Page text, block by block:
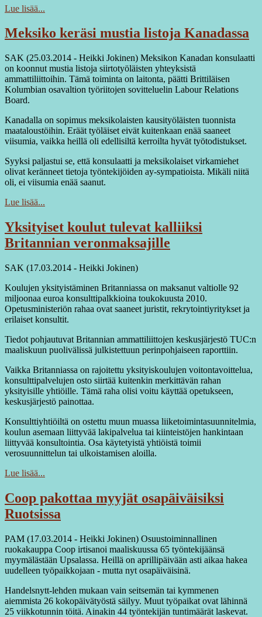
Lue lisää...
Meksiko keräsi mustia listoja Kanadassa
SAK (25.03.2014 - Heikki Jokinen) Meksikon Kanadan konsulaatti
on koonnut mustia listoja siirtotyöläisten yhteyksistä
ammattiliittoihin. Tämä toiminta on laitonta, päätti Brittiläisen
Kolumbian osavaltion työriitojen sovitteluelin Labour Relations
Board.
Kanadalla on sopimus meksikolaisten kausityöläisten tuonnista
maataloustöihin. Eräät työläiset eivät kuitenkaan enää saaneet
viisumia, vaikka heillä oli edellisiltä kerroilta hyvät työtodistukset.
Syyksi paljastui se, että konsulaatti ja meksikolaiset virkamiehet
olivat keränneet tietoja työntekijöiden ay-sympatioista. Mikäli niitä
oli, ei viisumia enää saanut.
Lue lisää...
Yksityiset koulut tulevat kalliiksi
Britannian veronmaksajille
SAK (17.03.2014 - Heikki Jokinen)
Koulujen yksityistäminen Britanniassa on maksanut valtiolle 92
miljoonaa euroa konsulttipalkkioina toukokuusta 2010.
Opetusministeriön rahaa ovat saaneet juristit, rekrytointiyritykset ja
erilaiset konsultit.
Tiedot pohjautuvat Britannian ammattiliittojen keskusjärjestö TUC:n
maaliskuun puolivälissä julkistettuun perinpohjaiseen raporttiin.
Vaikka Britanniassa on rajoitettu yksityiskoulujen voitontavoittelua,
konsulttipalvelujen osto siirtää kuitenkin merkittävän rahan
yksityisille yhtiöille. Tämä raha olisi voitu käyttää opetukseen,
keskusjärjestö painottaa.
Konsulttiyhtiöiltä on ostettu muun muassa liiketoimintasuunnitelmia,
koulun asemaan liittyvää lakipalvelua tai kiinteistöjen hankintaan
liittyvää konsultointia. Osa käytetyistä yhtiöistä toimii
verosuunnittelun tai ulkoistamisen aloilla.
Lue lisää...
Coop pakottaa myyjät osapäiväisiksi
Ruotsissa
PAM (17.03.2014 - Heikki Jokinen) Osuustoiminnallinen
ruokakauppa Coop irtisanoi maaliskuussa 65 työntekijäänsä
myymälästään Upsalassa. Heillä on aprillipäivään asti aikaa hakea
uudelleen työpaikkojaan - mutta nyt osapäiväisinä.
Handelsnytt-lehden mukaan vain seitsemän tai kymmenen
aiemmista 26 kokopäivätyöstä säilyy. Muut työpaikat ovat lähinnä
25 viikkotunnin töitä. Ainakin 44 työntekijän tuntimäärät laskevat.